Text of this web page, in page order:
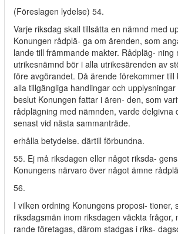
(Föreslagen lydelse) 54.
Varje riksdag skall tillsätta en nämnd med
Konungen rådplä- ga om ärenden, som
lande till främmande makter. Rådpläg- ning
utrikesnämnd bör i alla utrikesärenden av
före avgörandet. Då ärende förekommer till
alla tillgängliga handlingar och
beslut Konungen fattar i ären- den, som
rådplägning med nämnden, varde delgivna
senast vid nästa sammanträde.
erhålla betydelse. därtill förbundna.
55. Ej må riksdagen eller något riksda-
Konungens närvaro över något ämne
56.
I vilken ordning Konungens proposi- tioner,
riksdagsmän inom riksdagen väckta
rande företagas, därom stadgas i riks-